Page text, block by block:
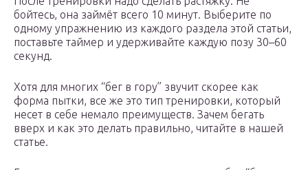
бойтесь, она займёт всего 10 минут. Выберите по
одному упражнению из каждого раздела этой статьи,
поставьте таймер и удерживайте каждую позу 30–60
секунд.
Хотя для многих “бег в гору” звучит скорее как
форма пытки, все же это тип тренировки, который
несет в себе немало преимуществ. Зачем бегать
вверх и как это делать правильно, читайте в нашей
статье.